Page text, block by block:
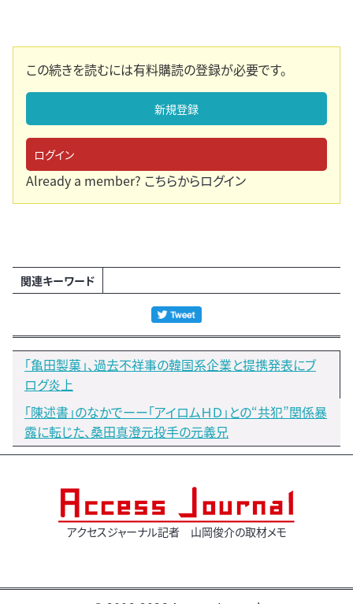
この続きを読むには有料購読の登録が必要です。
新規登録
ログイン
Already a member? こちらからログイン
関連キーワード
「亀田製菓」、過去不祥事の韓国系企業と提携発表にブ
ログ炎上
「陳述書」のなかでーー「アイロムＨＤ」との“共犯”関係暴
露に転じた、桑田真澄元投手の元義兄
アクセスジャーナル記者 山岡俊介の取材メモ